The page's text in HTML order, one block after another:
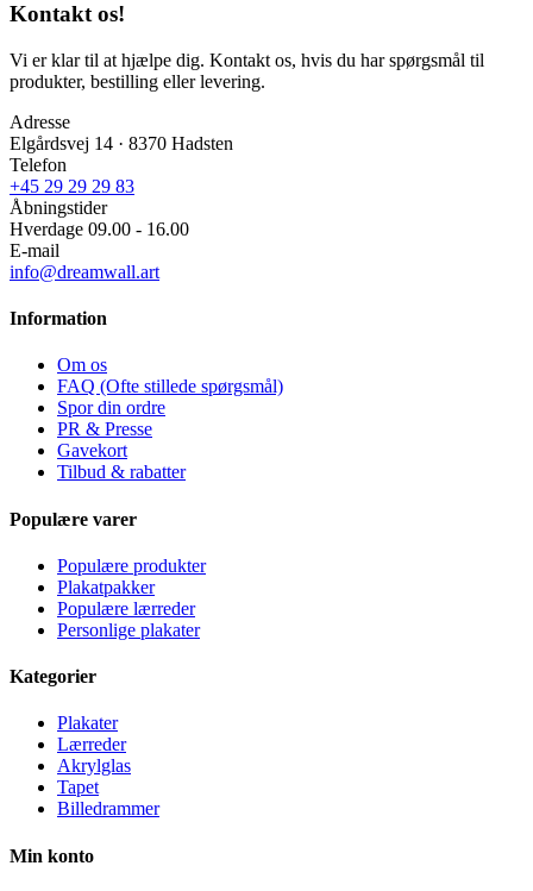
Kontakt os!
Vi er klar til at hjælpe dig. Kontakt os, hvis du har spørgsmål til
produkter, bestilling eller levering.
Adresse
Elgårdsvej 14 · 8370 Hadsten
Telefon
+45 29 29 29 83
Åbningstider
Hverdage 09.00 - 16.00
E-mail
info@dreamwall.art
Information
Om os
FAQ (Ofte stillede spørgsmål)
Spor din ordre
PR & Presse
Gavekort
Tilbud & rabatter
Populære varer
Populære produkter
Plakatpakker
Populære lærreder
Personlige plakater
Kategorier
Plakater
Lærreder
Akrylglas
Tapet
Billedrammer
Min konto